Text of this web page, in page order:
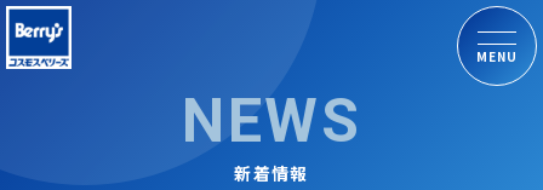
MENU
NEWS
新着情報